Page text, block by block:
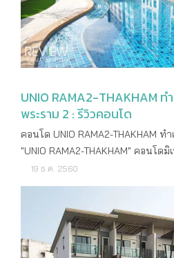
UNIO RAMA2-THAKHAM ท
พระราม 2 : รีวิวคอนโด
คอนโด UNIO RAMA2-THAKHAM
"UNIO RAMA2-THAKHAM" คอนโ
ผ่อนสวยๆ เงียบสงบ บรรยากาศสไต
ท่ามกลางสิ่งอำนวยความสะดวกแหล่
4-5 ปีที่ผ่านมาทั้งบ้านเดี่ยว ทาวน์โ
คอนโดมิเนียม เพราะเดินทางสะดวก
ทางด่วนสายสำคัญ และรถประจำทา
19 ธ.ค. 2560